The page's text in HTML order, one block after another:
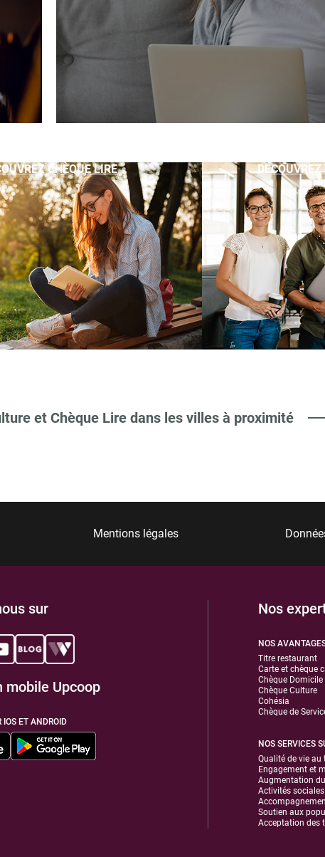
CHÈQUE LIRE
et Chèque Lire dans les villes à proximité
Mentions légales
sur
mobile Upcoop
IOS ET ANDROID
Nos
NOS
Titre restaurant
Carte et chèque
Chèque Domicile
Chèque Culture
Cohésia
Chèque de
NOS SERVICES
Qualité de vie au
Engagement et
Augmentation
Activités
Soutien aux
Acceptation des